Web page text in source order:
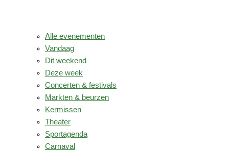
Alle evenementen
Vandaag
Dit weekend
Deze week
Concerten & festivals
Markten & beurzen
Kermissen
Theater
Sportagenda
Carnaval